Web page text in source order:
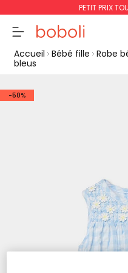
PETIT PRIX
Accueil Bébé fille Robe
bleus
-50%